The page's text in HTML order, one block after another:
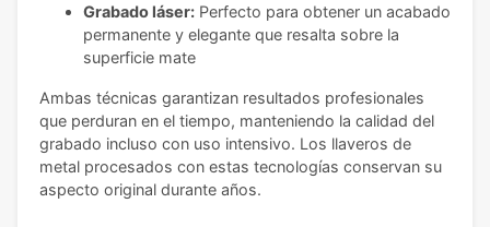
Grabado láser: Perfecto para obtener un acabado
permanente y elegante que resalta sobre la
superficie mate
Ambas técnicas garantizan resultados profesionales
que perduran en el tiempo, manteniendo la calidad del
grabado incluso con uso intensivo. Los llaveros de
metal procesados con estas tecnologías conservan su
aspecto original durante años.